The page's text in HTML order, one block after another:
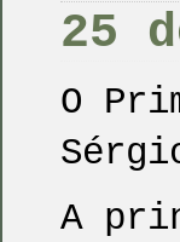
25
O
A